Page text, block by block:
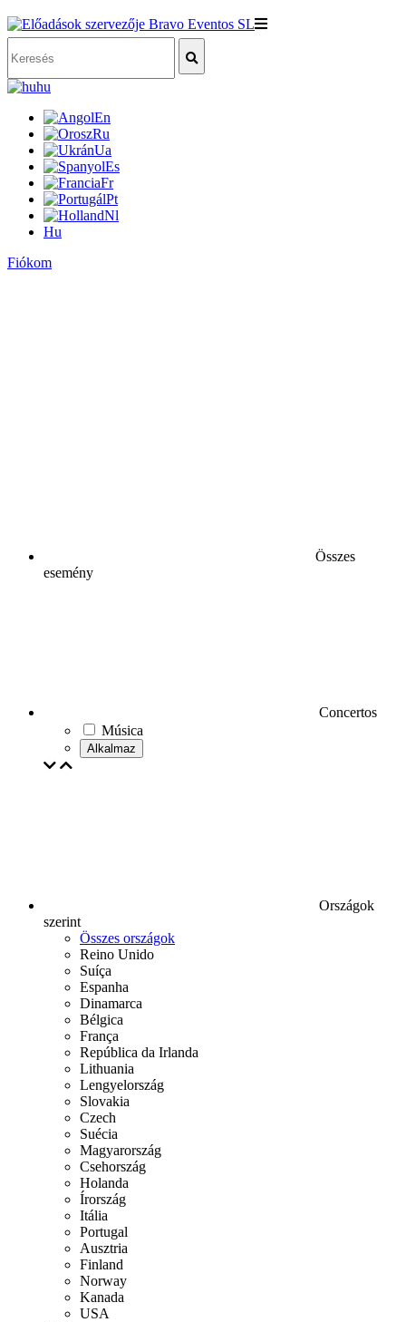
hu
En
Ru
Ua
Es
Fr
Pt
Nl
Hu
Fiókom
Összes
esemény
Concertos
Música
Alkalmaz
Országok
szerint
Összes országok
Reino Unido
Suíça
Espanha
Dinamarca
Bélgica
França
República da Irlanda
Lithuania
Lengyelország
Slovakia
Czech
Suécia
Magyarország
Csehország
Holanda
Írország
Itália
Portugal
Ausztria
Finland
Norway
Kanada
USA